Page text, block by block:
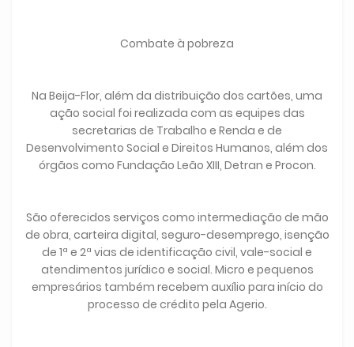
Combate à pobreza
Na Beija-Flor, além da distribuição dos cartões, uma
ação social foi realizada com as equipes das
secretarias de Trabalho e Renda e de
Desenvolvimento Social e Direitos Humanos, além dos
órgãos como Fundação Leão XIII, Detran e Procon.
São oferecidos serviços como intermediação de mão
de obra, carteira digital, seguro-desemprego, isenção
de 1ª e 2ª vias de identificação civil, vale-social e
atendimentos jurídico e social. Micro e pequenos
empresários também recebem auxílio para início do
processo de crédito pela Agerio.